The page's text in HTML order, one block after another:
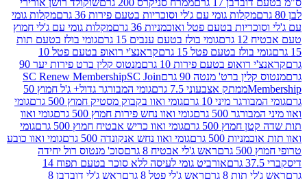
17 גרם
ממרח סניקרס 200 גרם
שוקולד רושן אורירי
מקלות גומי עם ג'לי וסוכריות בטעם פירות 36 גרם
מקלות גומי
בטעם פטל ואוכמניות 36 גרם
מקלות גומי עם ג'לי חמוץ
גומי בולז בטעם ענבים 15 גרם
גומי בולז בטעם תות
בולז בטעם פטל 15 גרם
קראנצ'י רואופ בטעם פטל 10
בטעם פירות 10 גרם
מנטוס קלין ברט פירות יער 90
ברט' מנטה 90 גרם
SC Renew MembershipSC Join
ממתק אצבעוני 7.5 גרם
גומי המבורגר גדול+ ג'ל חמוץ 50
מיני 10 גרם
גומי ואוו בקבוק מסטיק חמוץ 500 גרם
גומי
500 גרם
גומי ואוו נחש פירות חמוץ 500 גרם
גומי ואוו
500 גרם
גומי ואוו כריש אבטיח חמוץ 500 גרם
גומי
500 גרם
גומי ואוו נחש אנקונדה 500 גרם
גומי ואוו כובע
ראש ג'לי אבטיח 8 גרם
סוכ' מנטוס רול יחידה
אורביט גומי לעיסה ללא סוכר בטעם תפוח 14
8 גרם
ראש ג'לי פטל 8 גרם
ראש ג'לי דובדבן 8